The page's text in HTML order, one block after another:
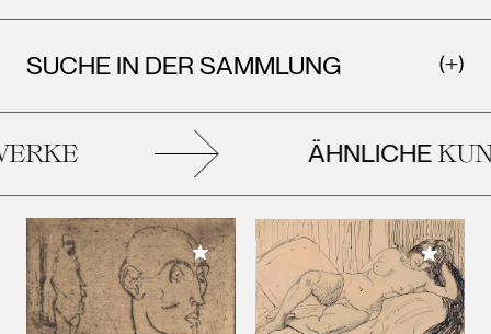
SUCHE IN DER SAMMLUNG
ÄHNLICHE
Meiner Sammlung hinzufügen Meiner